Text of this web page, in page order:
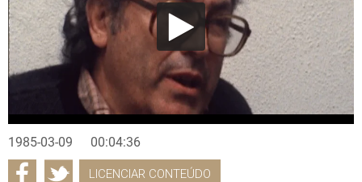
1985-03-09 00:04:36
LICENCIAR CONTEÚDO